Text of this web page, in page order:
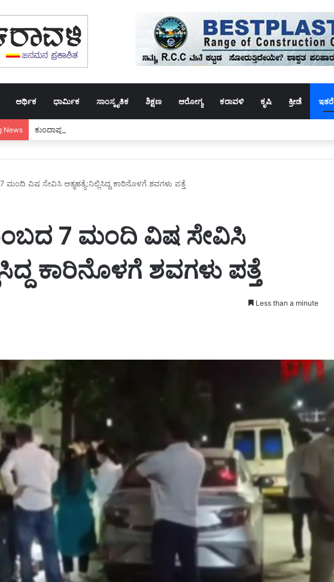
ಆರ್ಥಿಕ ಧಾರ್ಮಿಕ ಸಾಂಸ್ಕೃತಿಕ ಶಿಕ್ಷಣ ಆರೋಗ್ಯ ಕರಾವಳಿ ಕೃಷಿ ಕ್ರೀಡೆ ಇತರೆ
News ಕುಂದಾಪುರ: ಪದವಿ ಕಾಲೇಜಿನ ವಿದ್ಯಾರ್ಥಿನಿ ಫ್ಯಾನ್‌ಗೆ ಸೀರೆಯಿಂದ ನೇಣು ಬಿಗಿದುಕೊಂಡು ಆತ್ಮಹತ್ಯೆ
ಮಂದಿ ವಿಷ ಸೇವಿಸಿ ಆತ್ಮಹತ್ಯೆ:ನಿಲ್ಲಿಸಿದ್ದ ಕಾರಿನೊಳಗೆ ಶವಗಳು ಪತ್ತೆ
7 ಮಂದಿ ವಿಷ ಸೇವಿಸಿ
ಕಾರಿನೊಳಗೆ ಶವಗಳು ಪತ್ತೆ
Less than a minute